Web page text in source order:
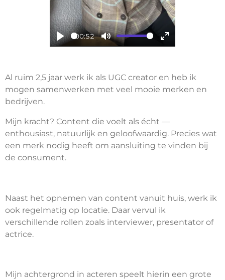
P
a
y
00:52
M
t
e
E
t
e
e
e
Al ruim 2,5 jaar werk ik als UGC creator en heb ik
mogen samenwerken met veel mooie merken en
bedrijven.
Mijn kracht? Content die voelt als écht —
enthousiast, natuurlijk en geloofwaardig. Precies wat
een merk nodig heeft om aansluiting te vinden bij
de consument.
Naast het opnemen van content vanuit huis, werk ik
ook regelmatig op locatie. Daar vervul ik
verschillende rollen zoals interviewer, presentator of
actrice.
Mijn achtergrond in acteren speelt hierin een grote